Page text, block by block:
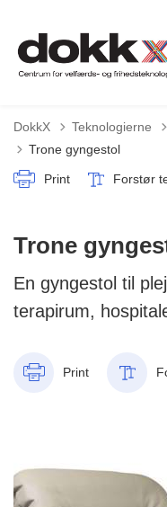
DokkX Teknologierne
Trone gyngestol
Print Forstør
Trone
En gyngestol til
terapirum,
Print